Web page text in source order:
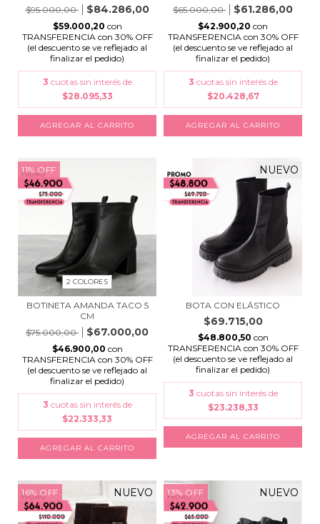
$95.000,00
$84.286,00
$59.000,20 con
TRANSFERENCIA con 30% OFF
(el descuento se ve reflejado al
finalizar el pedido)
3 cuotas sin interés de
$28.095,33
AGREGAR AL CARRITO
$65.000,00
$61.286,00
$42.900,20 con
TRANSFERENCIA con 30% OFF
(el descuento se ve reflejado al
finalizar el pedido)
3 cuotas sin interés de
$20.428,67
AGREGAR AL CARRITO
11% OFF
2 COLORES
BOTINETA AMANDA TACO 5
CM
$75.000,00
$67.000,00
$46.900,00 con
TRANSFERENCIA con 30% OFF
(el descuento se ve reflejado al
finalizar el pedido)
3 cuotas sin interés de
$22.333,33
AGREGAR AL CARRITO
NUEVO
BOTA CON ELÁSTICO
$69.715,00
$48.800,50 con
TRANSFERENCIA con 30% OFF
(el descuento se ve reflejado al
finalizar el pedido)
3 cuotas sin interés de
$23.238,33
AGREGAR AL CARRITO
16% OFF NUEVO 13% OFF NUEVO